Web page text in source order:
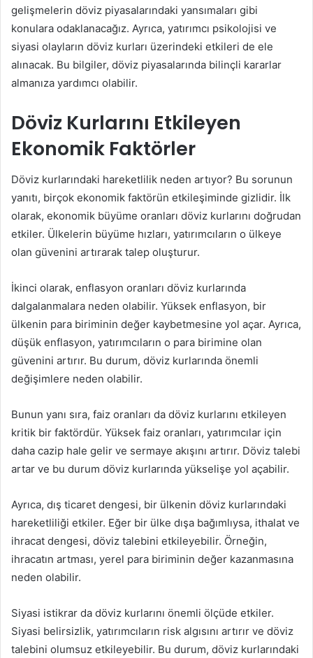
gelişmelerin döviz piyasalarındaki yansımaları gibi
konulara odaklanacağız. Ayrıca, yatırımcı psikolojisi ve
siyasi olayların döviz kurları üzerindeki etkileri de ele
alınacak. Bu bilgiler, döviz piyasalarında bilinçli kararlar
almanıza yardımcı olabilir.
Döviz Kurlarını Etkileyen
Ekonomik Faktörler
Döviz kurlarındaki hareketlilik neden artıyor? Bu sorunun
yanıtı, birçok ekonomik faktörün etkileşiminde gizlidir. İlk
olarak, ekonomik büyüme oranları döviz kurlarını doğrudan
etkiler. Ülkelerin büyüme hızları, yatırımcıların o ülkeye
olan güvenini artırarak talep oluşturur.
İkinci olarak, enflasyon oranları döviz kurlarında
dalgalanmalara neden olabilir. Yüksek enflasyon, bir
ülkenin para biriminin değer kaybetmesine yol açar. Ayrıca,
düşük enflasyon, yatırımcıların o para birimine olan
güvenini artırır. Bu durum, döviz kurlarında önemli
değişimlere neden olabilir.
Bunun yanı sıra, faiz oranları da döviz kurlarını etkileyen
kritik bir faktördür. Yüksek faiz oranları, yatırımcılar için
daha cazip hale gelir ve sermaye akışını artırır. Döviz talebi
artar ve bu durum döviz kurlarında yükselişe yol açabilir.
Ayrıca, dış ticaret dengesi, bir ülkenin döviz kurlarındaki
hareketliliği etkiler. Eğer bir ülke dışa bağımlıysa, ithalat ve
ihracat dengesi, döviz talebini etkileyebilir. Örneğin,
ihracatın artması, yerel para biriminin değer kazanmasına
neden olabilir.
Siyasi istikrar da döviz kurlarını önemli ölçüde etkiler.
Siyasi belirsizlik, yatırımcıların risk algısını artırır ve döviz
talebini olumsuz etkileyebilir. Bu durum, döviz kurlarındaki